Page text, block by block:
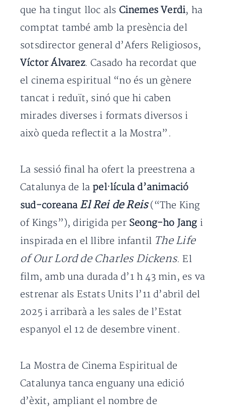
que ha tingut lloc als Cinemes Verdi, ha
comptat també amb la presència del
sotsdirector general d’Afers Religiosos,
Víctor Álvarez. Casado ha recordat que
el cinema espiritual “no és un gènere
tancat i reduït, sinó que hi caben
mirades diverses i formats diversos i
això queda reflectit a la Mostra”.
La sessió final ha ofert la preestrena a
Catalunya de la pel·lícula d’animació
sud-coreana El Rei de Reis(“The King
of Kings”), dirigida per Seong-ho Jang i
inspirada en el llibre infantil The Life
of Our Lord de Charles Dickens. El
film, amb una durada d’1 h 43 min, es va
estrenar als Estats Units l’11 d’abril del
2025 i arribarà a les sales de l’Estat
espanyol el 12 de desembre vinent.
La Mostra de Cinema Espiritual de
Catalunya tanca enguany una edició
d’èxit, ampliant el nombre de